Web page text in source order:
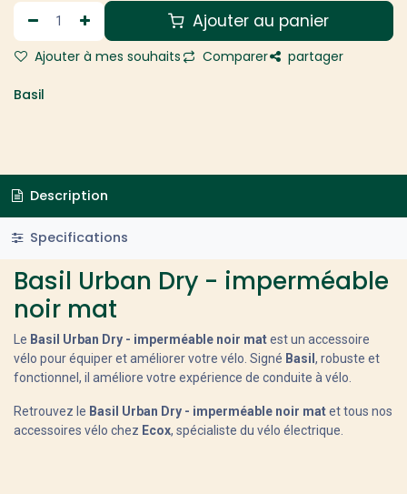
Ajouter au panier
Ajouter à mes souhaits Comparer partager
Basil
Description
Specifications
Basil Urban Dry - imperméable
noir mat
Le Basil Urban Dry - imperméable noir matest un accessoire
vélo pour équiper et améliorer votre vélo. Signé Basil , robuste et
fonctionnel, il améliore votre expérience de conduite à vélo.
Retrouvez le Basil Urban Dry - imperméable noir matet tous nos
accessoires vélo chez Ecox, spécialiste du vélo électrique.